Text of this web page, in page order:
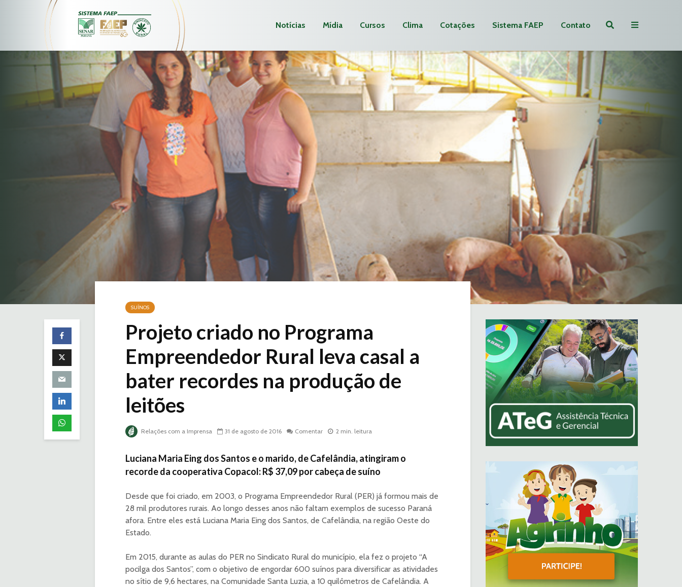
Notícias Mídia Cursos Clima Cotações Sistema FAEP Contato
SUÍNOS
Projeto criado no Programa
Empreendedor Rural leva casal a
bater recordes na produção de
leitões
Relações com a Imprensa 31 de agosto de 2016 Comentar 2 min. leitura
Luciana Maria Eing dos Santos e o marido, de Cafelândia, atingiram o
recorde da cooperativa Copacol: R$ 37,09 por cabeça de suíno
Desde que foi criado, em 2003, o Programa Empreendedor Rural (PER) já formou mais de
28 mil produtores rurais. Ao longo desses anos não faltam exemplos de sucesso Paraná
afora. Entre eles está Luciana Maria Eing dos Santos, de Cafelândia, na região Oeste do
Estado.
Em 2015, durante as aulas do PER no Sindicato Rural do município, ela fez o projeto “A
pocilga dos Santos”, com o objetivo de engordar 600 suínos para diversificar as atividades
no sítio de 9,6 hectares, na Comunidade Santa Luzia, a 10 quilômetros de Cafelândia. A